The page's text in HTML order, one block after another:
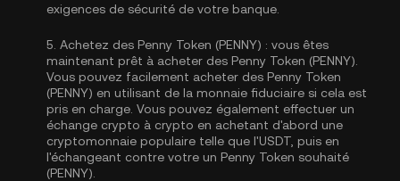
exigences de sécurité de votre banque.
5. Achetez des Penny Token (PENNY) : vous êtes
maintenant prêt à acheter des Penny Token (PENNY).
Vous pouvez facilement acheter des Penny Token
(PENNY) en utilisant de la monnaie fiduciaire si cela est
pris en charge. Vous pouvez également effectuer un
échange crypto à crypto en achetant d'abord une
cryptomonnaie populaire telle que l'USDT , puis en
l'échangeant contre votre un Penny Token souhaité
(PENNY).